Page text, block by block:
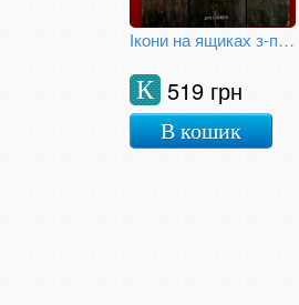
Ікони на ящиках з-під набоїв
519 грн
К
В кошик